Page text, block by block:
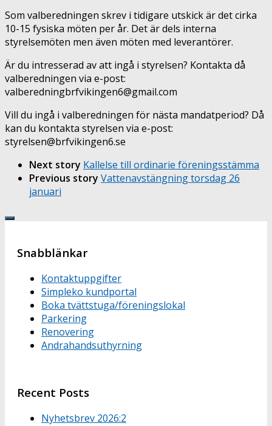
Som valberedningen skrev i tidigare utskick är det cirka
10-15 fysiska möten per år. Det är dels interna
styrelsemöten men även möten med leverantörer.
Är du intresserad av att ingå i styrelsen? Kontakta då
valberedningen via e-post:
valberedningbrfvikingen6@gmail.com
Vill du ingå i valberedningen för nästa mandatperiod? Då
kan du kontakta styrelsen via e-post:
styrelsen@brfvikingen6.se
Next story Kallelse till ordinarie föreningsstämma
Previous story Vattenavstängning torsdag 26
januari
Snabblänkar
Kontaktuppgifter
Simpleko kundportal
Boka tvättstuga/föreningslokal
Parkering
Renovering
Andrahandsuthyrning
Recent Posts
Nyhetsbrev 2026:2